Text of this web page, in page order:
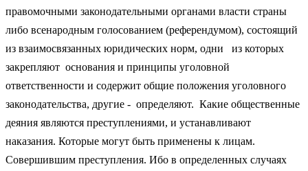
правомочными законодательными органами власти страны
либо всенародным голосованием (референдумом), состоящий
из взаимосвязанных юридических норм, одни из которых
закрепляют основания и принципы уголовной
ответственности и содержит общие положения уголовного
законодательства, другие - определяют. Какие общественные
деяния являются преступлениями, и устанавливают
наказания. Которые могут быть применены к лицам.
Совершившим преступления. Ибо в определенных случаях